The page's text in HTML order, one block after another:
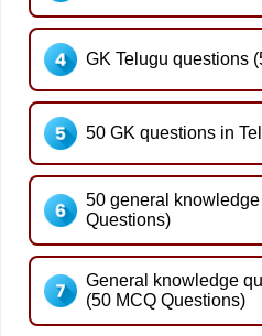
GK Telugu questions
50 GK questions in
50 general
Questions)
General knowledge
(50 MCQ Questions)